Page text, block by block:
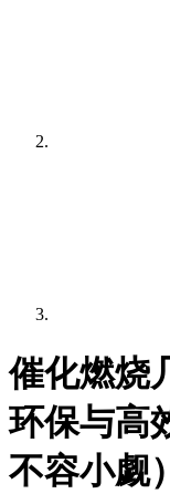
催化燃烧
环保与高
不容小觑）